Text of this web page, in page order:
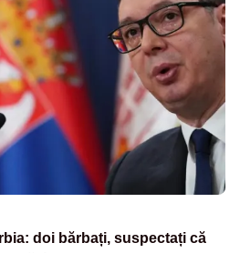
doi bărbați, suspectați că